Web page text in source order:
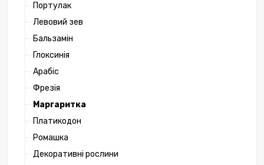
Портулак
Левовий зев
Бальзамін
Глоксинія
Арабіс
Фрезія
Маргаритка
Платикодон
Ромашка
Декоративні рослини